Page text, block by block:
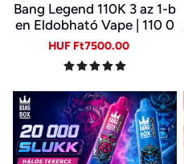
Bang Legend 110K 3 az 1-b
en Eldobható Vape | 110 0
00 Slukk | 3 Íz Egy Készülé
kben | Digitális Kijelző | Ty
pe-C
Sale
HUF Ft7500.00